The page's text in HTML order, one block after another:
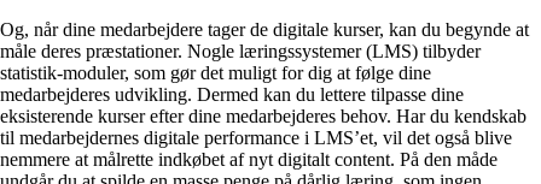
Og, når dine medarbejdere tager de digitale kurser, kan du begynde at
måle deres præstationer. Nogle læringssystemer (LMS) tilbyder
statistik-moduler, som gør det muligt for dig at følge dine
medarbejderes udvikling. Dermed kan du lettere tilpasse dine
eksisterende kurser efter dine medarbejderes behov. Har du kendskab
til medarbejdernes digitale performance i LMS’et, vil det også blive
nemmere at målrette indkøbet af nyt digitalt content. På den måde